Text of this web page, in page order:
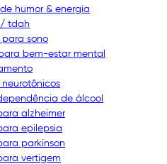
humor & energia
/ tdah
para sono
bem-estar mental
de álcool
alzheimer
epilepsia
parkinson
vertigem